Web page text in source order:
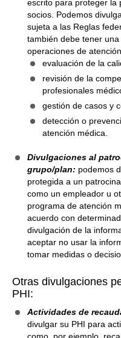
escrito para proteger la
socios. Podemos
sujeta a las Reglas
también debe tener
operaciones de
evaluación de la
revisión de la
profesionales
gestión de casos y
detección o
atención médica.
Divulgaciones al
grupo/plan: podemos
protegida a un
como un empleador u
programa de atención
acuerdo con
divulgación de la
aceptar no usar la
tomar medidas o
Otras divulgaciones
PHI:
Actividades de
divulgar su PHI para